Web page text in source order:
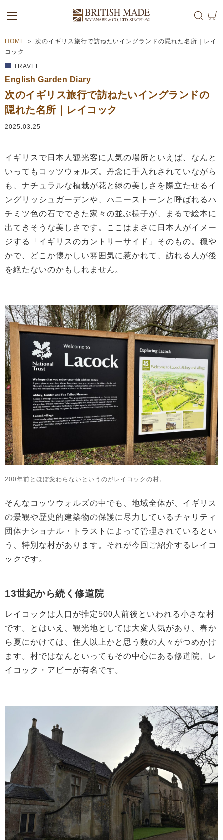
ALL MEN
WOMEN
HOME ＞ 次のイギリス旅行で訪ねたいイングランドの隠れた名所｜レイ
コック
TRAVEL
English Garden Diary
次のイギリス旅行で訪ねたいイングランドの
隠れた名所｜レイコック
2025.03.25
イギリスで日本人観光客に人気の場所といえば、なんと
いってもコッツウォルズ。丹念に手入れされていながら
も、ナチュラルな植栽が花と緑の美しさを際立たせるイ
ングリッシュガーデンや、ハニーストーンと呼ばれるハ
チミツ色の石でできた家々の並ぶ様子が、まるで絵本に
出てきそうな美しさです。ここはまさに日本人がイメー
ジする「イギリスのカントリーサイド」そのもの。穏や
かで、どこか懐かしい雰囲気に惹かれて、訪れる人が後
を絶たないのかもしれません。
200年前とほぼ変わらないというのがレイコックの村。
そんなコッツウォルズの中でも、地域全体が、イギリス
の景観や歴史的建築物の保護に尽力しているチャリティ
団体ナショナル・トラストによって管理されているとい
う、特別な村があります。それが今回ご紹介するレイコ
ックです。
13世紀から続く修道院
レイコックは人口が推定500人前後といわれる小さな村
です。とはいえ、観光地としては大変人気があり、春か
ら夏にかけては、住人以上かと思う数の人々がつめかけ
ます。村ではなんといってもその中心にある修道院、レ
イコック・アビーが有名です。